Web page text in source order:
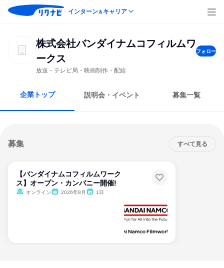
インターン＆キャリア
株式会社バンダイナムコフィルムワ
ークス
フォロー
放送・テレビ局・映画制作・配給
企業トップ 説明会・イベント 募集一覧
募集 すべて見る
【バンダイナムコフィルムワーク
ス】オープン・カンパニー開催!
オンライン 2026年8月 1日